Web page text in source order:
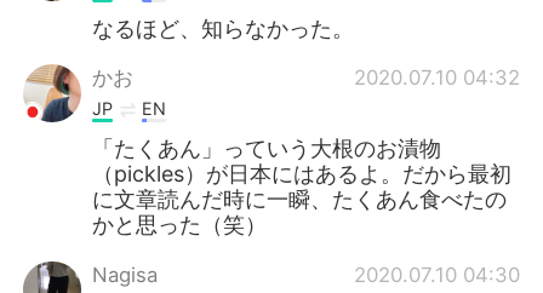
なるほど、知らなかった。
かお 2020.07.10 04:32
JP EN
「たくあん」っていう大根のお漬物
（pickles）が日本にはあるよ。だから最初
に文章読んだ時に一瞬、たくあん食べたの
かと思った（笑）
Nagisa 2020.07.10 04:30